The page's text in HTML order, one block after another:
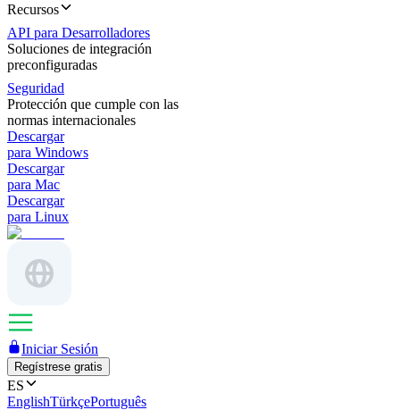
Recursos
API para Desarrolladores
Soluciones de integración
preconfiguradas
Seguridad
Protección que cumple con las
normas internacionales
Descargar
para Windows
Descargar
para Mac
Descargar
para Linux
Iniciar Sesión
Regístrese gratis
ES
EnglishTürkçePortuguês